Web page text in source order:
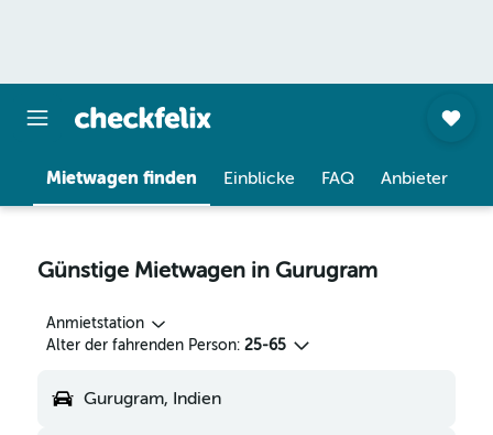
Mietwagen finden Einblicke FAQ Anbieter
Günstige Mietwagen in Gurugram
Anmietstation
Alter der fahrenden Person: 25-65
Gurugram, Indien